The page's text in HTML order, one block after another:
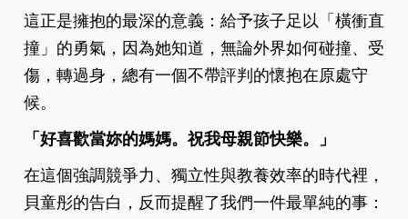
這正是擁抱的最深的意義：給予孩子足以「橫衝直
撞」的勇氣，因為她知道，無論外界如何碰撞、受
傷，轉過身，總有一個不帶評判的懷抱在原處守
候。
「好喜歡當妳的媽媽。祝我母親節快樂。」
在這個強調競爭力、獨立性與教養效率的時代裡，
貝童彤的告白，反而提醒了我們一件最單純的事：